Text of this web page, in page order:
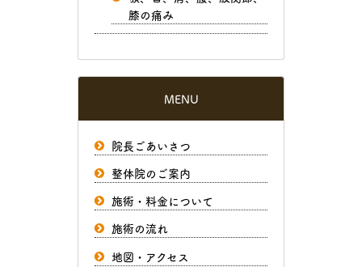
膝の痛み
MENU
院長ごあいさつ
整体院のご案内
施術・料金について
施術の流れ
地図・アクセス